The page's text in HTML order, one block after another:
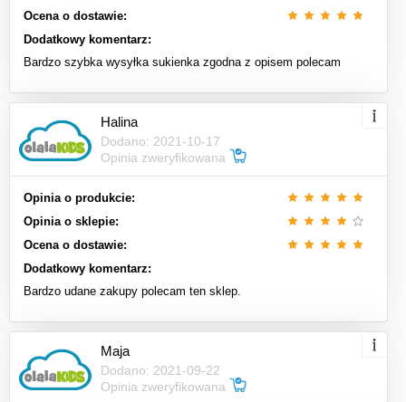
Ocena o dostawie:
Dodatkowy komentarz:
Bardzo szybka wysyłka sukienka zgodna z opisem polecam
Halina
Dodano: 2021-10-17
Opinia zweryfikowana
Opinia o produkcie:
Opinia o sklepie:
Ocena o dostawie:
Dodatkowy komentarz:
Bardzo udane zakupy polecam ten sklep.
Maja
Dodano: 2021-09-22
Opinia zweryfikowana